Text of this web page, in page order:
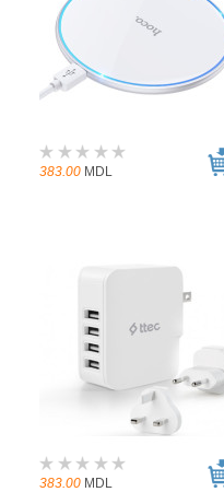
383.00 MDL
383.00 MDL